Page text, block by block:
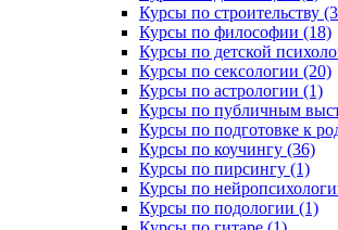
Курсы по строительству
Курсы по философии (18)
Курсы по детской
Курсы по сексологии (20)
Курсы по астрологии (1)
Курсы по публичным
Курсы по подготовке к
Курсы по коучингу (36)
Курсы по пирсингу (1)
Курсы по
Курсы по подологии (1)